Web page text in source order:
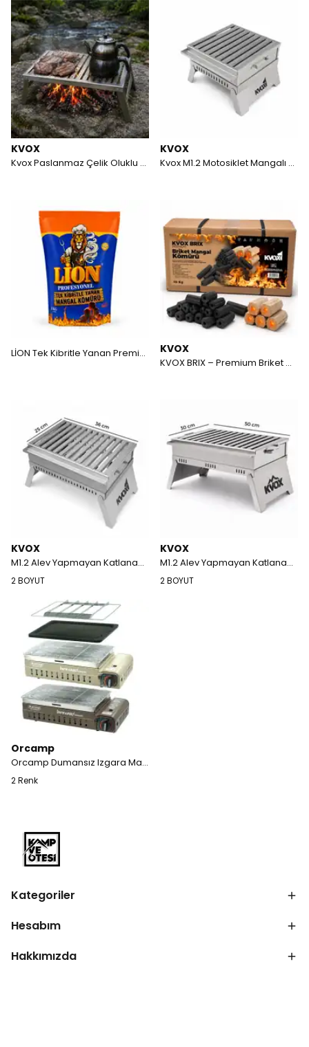
KVOX
Kvox Paslanmaz Çelik Oluklu Ateş Üstü Izgara
KVOX
Kvox M1.2 Motosiklet Mangalı %100 Paslanmaz Çelik
LİON Tek Kibritle Yanan Premium Mangal Kömürü 1.5 Kg KVOX
KVOX BRIX – Premium Briket Mangal Kömürü (10KG)
KVOX
M1.2 Alev Yapmayan Katlanabilir Inox Mangal - Aile Boyu
2 BOYUT
KVOX
M1.2 Alev Yapmayan Katlanabilir Inox Mangal - Ziyafet Boyu
2 BOYUT
Orcamp
Orcamp Dumansız Izgara Mangal Ocak - Bez Çantalı - Gaz Stop Emniyetli
2 Renk
Kategoriler
Hesabım
Hakkımızda